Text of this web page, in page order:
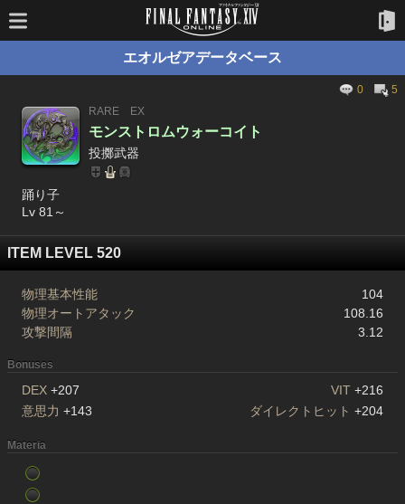
エオルゼアデータベース
0
5
RARE
EX
モンストロムウォーコイト
投擲武器
踊り子
Lv 81～
ITEM LEVEL 520
物理基本性能
104
物理オートアタック
108.16
攻撃間隔
3.12
Bonuses
DEX +207 VIT +216
意思力 +143 ダイレクトヒット +204
Materia